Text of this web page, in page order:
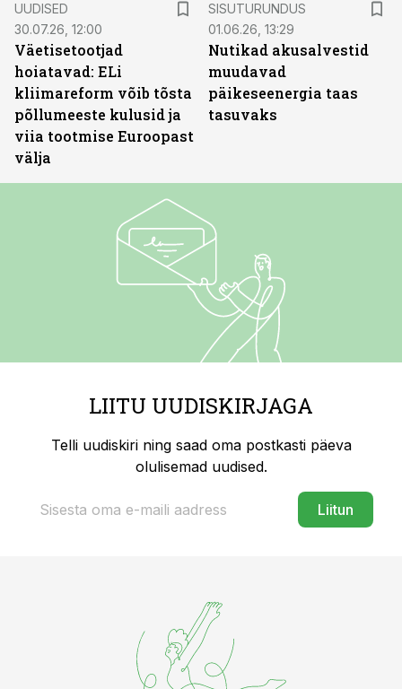
UUDISED
30.07.26, 12:00
Väetisetootjad
hoiatavad: ELi
kliimareform võib tõsta
põllumeeste kulusid ja
viia tootmise Euroopast
välja
SISUTURUNDUS
01.06.26, 13:29
Nutikad akusalvestid
muudavad
päikeseenergia taas
tasuvaks
LIITU UUDISKIRJAGA
Telli uudiskiri ning saad oma postkasti päeva
olulisemad uudised.
Liitun